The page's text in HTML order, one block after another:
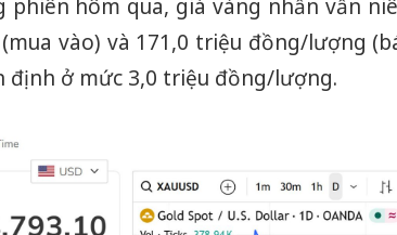
phiên hôm qua, giá vàng nhẫn vẫn
vào) và 171,0 triệu đồng/lượng
định ở mức 3,0 triệu đồng/lượng.